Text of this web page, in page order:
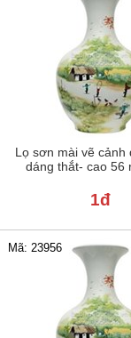
Lọ sơn mài vẽ cảnh
dáng thắt- cao 56
1đ
Mã: 23956